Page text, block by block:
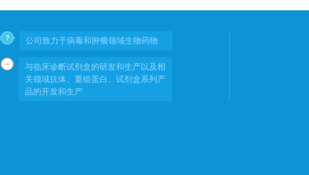
公司致力于病毒和肿瘤领域生物药物
与临床诊断试剂盒的研发和生产以及相
关领域抗体、重组蛋白、试剂盒系列产
品的开发和生产